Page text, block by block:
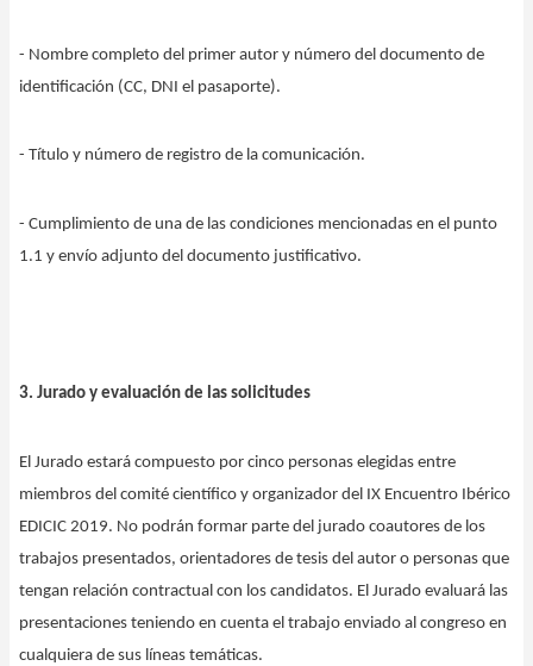
- Nombre completo del primer autor y número del documento de
identificación (CC, DNI el pasaporte).
- Título y número de registro de la comunicación.
- Cumplimiento de una de las condiciones mencionadas en el punto
1.1 y envío adjunto del documento justificativo.
3. Jurado y evaluación de las solicitudes
El Jurado estará compuesto por cinco personas elegidas entre
miembros del comité científico y organizador del IX Encuentro Ibérico
EDICIC 2019. No podrán formar parte del jurado coautores de los
trabajos presentados, orientadores de tesis del autor o personas que
tengan relación contractual con los candidatos. El Jurado evaluará las
presentaciones teniendo en cuenta el trabajo enviado al congreso en
cualquiera de sus líneas temáticas.